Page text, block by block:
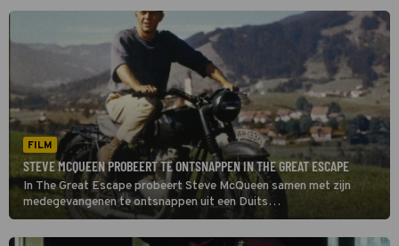
FILM
STEVE MCQUEEN PROBEERT TE ONTSNAPPEN IN THE GREAT ESCAPE
In The Great Escape probeert Steve McQueen samen met zijn
medegevangenen te ontsnappen uit een Duits
krijgsgevangenenkamp. De film is gebaseerd op een waargebeurd
verhaal.